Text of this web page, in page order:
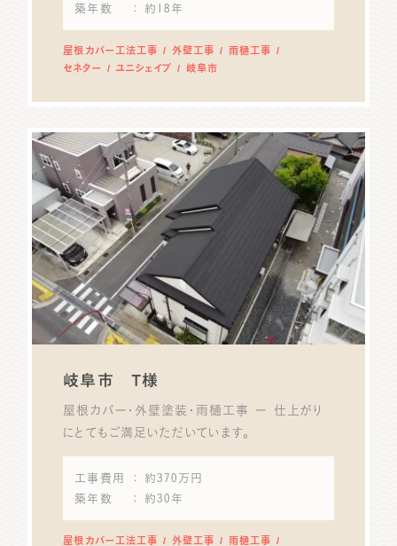
築年数 ： 約18年
屋根カバー工法工事 外壁工事
雨樋工事
セネター
ユニシェイプ 岐阜市
岐阜市 T様
屋根カバー・外壁塗装・雨樋工事 ー 仕上がり
にとてもご満足いただいています。
工事費用
： 約370万円
築年数
： 約30年
屋根カバー工法工事 外壁工事
雨樋工事